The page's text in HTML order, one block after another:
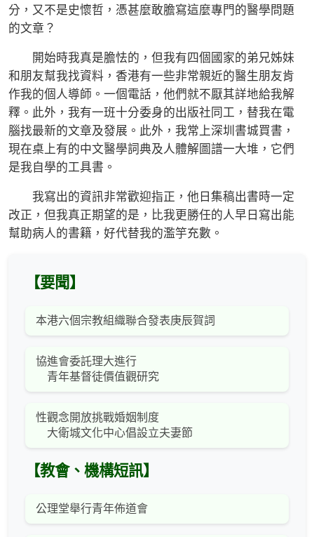
分，又不是史懷哲，憑甚麼敢膽寫這麼專門的醫學問題
的文章？
開始時我真是膽怯的，但我有四個國家的弟兄姊妹
和朋友幫我找資料，香港有一些非常親近的醫生朋友肯
作我的個人導師。一個電話，他們就不厭其詳地給我解
釋。此外，我有一班十分委身的出版社同工，替我在電
腦找最新的文章及發展。此外，我常上深圳書城買書，
現在桌上有的中文醫學詞典及人體解圖譜一大堆，它們
是我自學的工具書。
我寫出的資訊非常歡迎指正，他日集稿出書時一定
改正，但我真正期望的是，比我更勝任的人早日寫出能
幫助病人的書籍，好代替我的濫竽充數。
【要聞】
本港六個宗教組織聯合發表庚辰賀詞
協進會委託理大進行
青年基督徒價值觀研究
性觀念開放挑戰婚姻制度
大衛城文化中心倡設立夫妻節
【教會、機構短訊】
公理堂舉行青年佈道會